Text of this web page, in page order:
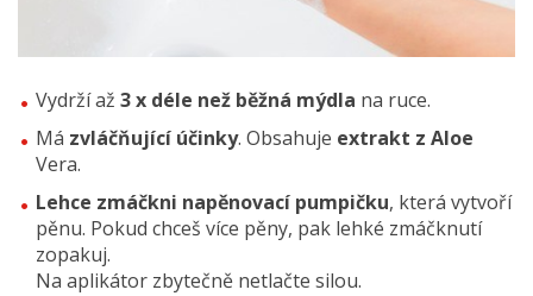
Vydrží až 3 x déle než běžná mýdla na ruce.
Má zvláčňující účinky. Obsahuje extrakt z Aloe
Vera.
Lehce zmáčkni napěnovací pumpičku, která vytvoří
pěnu. Pokud chceš více pěny, pak lehké zmáčknutí
zopakuj.
Na aplikátor zbytečně netlačte silou.